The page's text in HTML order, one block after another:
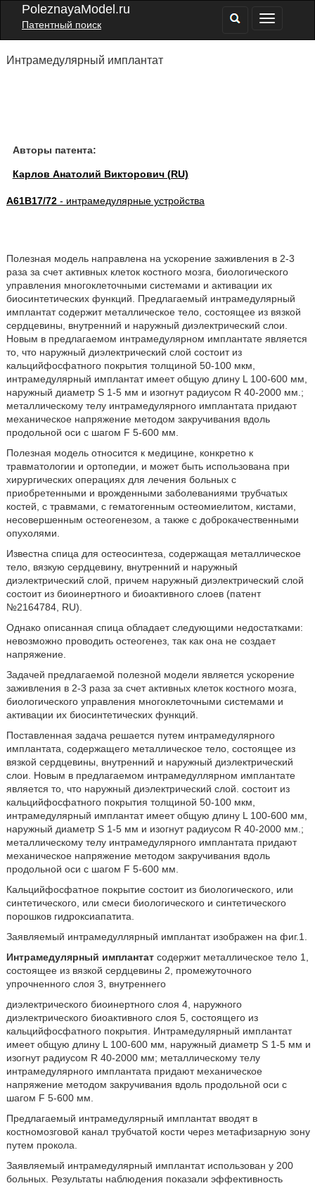
PoleznayaModel.ru
Патентный поиск
Интрамедулярный имплантат
Авторы патента:
Карлов Анатолий Викторович (RU)
A61B17/72- интрамедулярные устройства
Полезная модель направлена на ускорение заживления в 2-3
раза за счет активных клеток костного мозга, биологического
управления многоклеточными системами и активации их
биосинтетических функций. Предлагаемый интрамедулярный
имплантат содержит металлическое тело, состоящее из вязкой
сердцевины, внутренний и наружный диэлектрический слои.
Новым в предлагаемом интрамедулярном имплантате является
то, что наружный диэлектрический слой состоит из
кальцийфосфатного покрытия толщиной 50-100 мкм,
интрамедулярный имплантат имеет общую длину L 100-600 мм,
наружный диаметр S 1-5 мм и изогнут радиусом R 40-2000 мм.;
металлическому телу интрамедулярного имплантата придают
механическое напряжение методом закручивания вдоль
продольной оси с шагом F 5-600 мм.
Полезная модель относится к медицине, конкретно к
травматологии и ортопедии, и может быть использована при
хирургических операциях для лечения больных с
приобретенными и врожденными заболеваниями трубчатых
костей, с травмами, с гематогенным остеомиелитом, кистами,
несовершенным остеогенезом, а также с доброкачественными
опухолями.
Известна спица для остеосинтеза, содержащая металлическое
тело, вязкую сердцевину, внутренний и наружный
диэлектрический слой, причем наружный диэлектрический слой
состоит из биоинертного и биоактивного слоев (патент
№2164784, RU).
Однако описанная спица обладает следующими недостатками:
невозможно проводить остеогенез, так как она не создает
напряжение.
Задачей предлагаемой полезной модели является ускорение
заживления в 2-3 раза за счет активных клеток костного мозга,
биологического управления многоклеточными системами и
активации их биосинтетических функций.
Поставленная задача решается путем интрамедулярного
имплантата, содержащего металлическое тело, состоящее из
вязкой сердцевины, внутренний и наружный диэлектрический
слои. Новым в предлагаемом интрамедуллярном имплантате
является то, что наружный диэлектрический слой. состоит из
кальцийфосфатного покрытия толщиной 50-100 мкм,
интрамедулярный имплантат имеет общую длину L 100-600 мм,
наружный диаметр S 1-5 мм и изогнут радиусом R 40-2000 мм.;
металлическому телу интрамедулярного имплантата придают
механическое напряжение методом закручивания вдоль
продольной оси с шагом F 5-600 мм.
Кальцийфосфатное покрытие состоит из биологического, или
синтетического, или смеси биологического и синтетического
порошков гидроксиапатита.
Заявляемый интрамедуллярный имплантат изображен на фиг.1.
Интрамедулярный имплантатсодержит металлическое тело 1,
состоящее из вязкой сердцевины 2, промежуточного
упрочненного слоя 3, внутреннего
диэлектрического биоинертного слоя 4, наружного
диэлектрического биоактивного слоя 5, состоящего из
кальцийфосфатного покрытия. Интрамедулярный имплантат
имеет общую длину L 100-600 мм, наружный диаметр S 1-5 мм и
изогнут радиусом R 40-2000 мм; металлическому телу
интрамедулярного имплантата придают механическое
напряжение методом закручивания вдоль продольной оси с
шагом F 5-600 мм.
Предлагаемый интрамедулярный имплантат вводят в
костномозговой канал трубчатой кости через метафизарную зону
путем прокола.
Заявляемый интрамедулярный имплантат использован у 200
больных. Результаты наблюдения показали эффективность